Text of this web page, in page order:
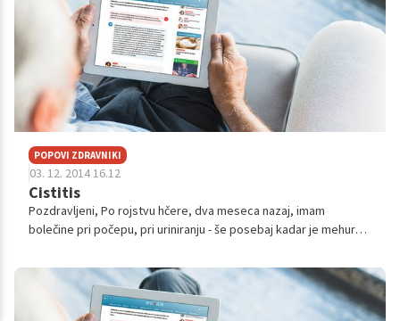
POPOVI ZDRAVNIKI
03. 12. 2014 16.12
Cistitis
Pozdravljeni, Po rojstvu hčere, dva meseca nazaj, imam
bolečine pri počepu, pri uriniranju - še posebaj kadar je mehur
tiščanje navzdol...